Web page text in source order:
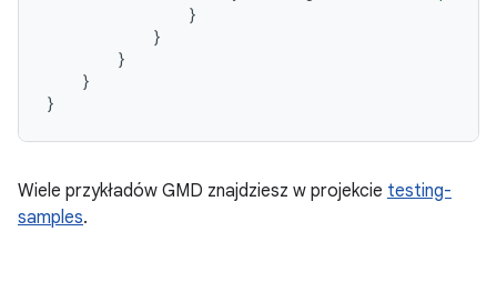
}
}
}
}
}
Wiele przykładów GMD znajdziesz w projekcie testing-
samples.